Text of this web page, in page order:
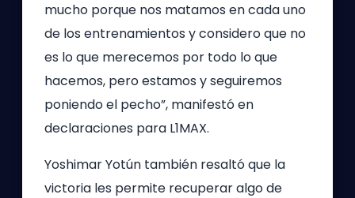
mucho porque nos matamos en cada uno
de los entrenamientos y considero que no
es lo que merecemos por todo lo que
hacemos, pero estamos y seguiremos
poniendo el pecho”, manifestó en
declaraciones para L1MAX.
Yoshimar Yotún también resaltó que la
victoria les permite recuperar algo de